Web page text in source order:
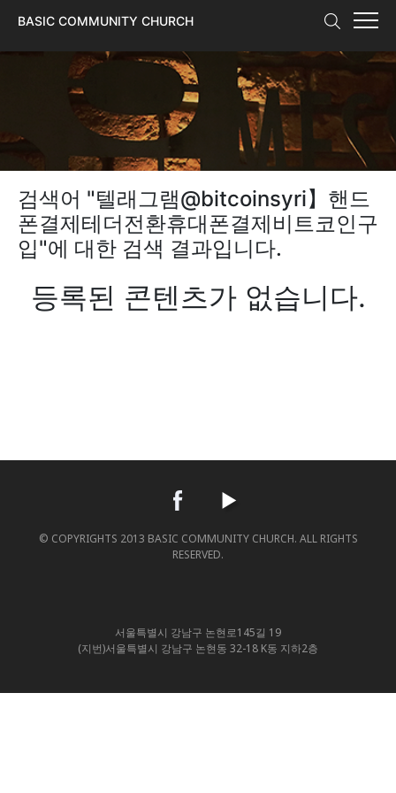
BASIC COMMUNITY CHURCH
검색어 "텔래그램@bitcoinsyri】핸드
폰결제테더전환휴대폰결제비트코인구
입"에 대한 검색 결과입니다.
등록된 콘텐츠가 없습니다.
© COPYRIGHTS 2013 BASIC COMMUNITY CHURCH. ALL RIGHTS
RESERVED.
서울특별시 강남구 논현로145길 19
(지번)서울특별시 강남구 논현동 32-18 K동 지하2층